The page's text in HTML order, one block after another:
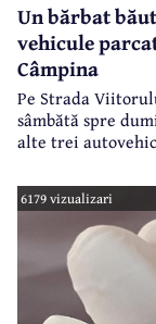
Un bărbat
vehicule
Câmpina
Pe Strada
sâmbătă spre
alte trei
conducătorul
6179 vizualizari